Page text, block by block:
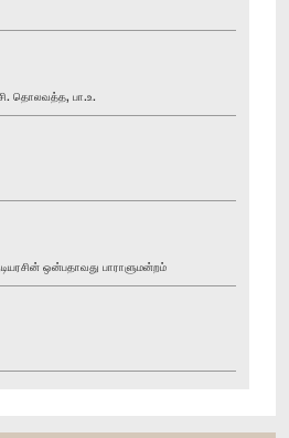
தொலவத்த, பா.உ.
ஒன்பதாவது பாராளுமன்றம்